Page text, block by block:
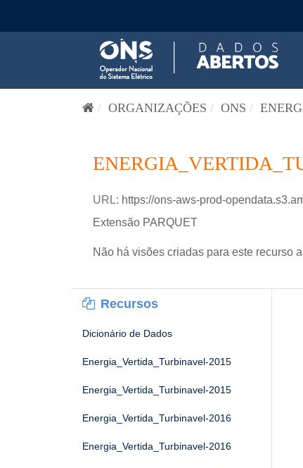
ORGANIZAÇÕES ONS
URL: https://ons-aws-prod-
Extensão PARQUET
Não há visões criadas para este recurso
Recursos
Dicionário de Dados
Energia_Vertida_Turbinavel-2015
Energia_Vertida_Turbinavel-2015
Energia_Vertida_Turbinavel-2016
Energia_Vertida_Turbinavel-2016